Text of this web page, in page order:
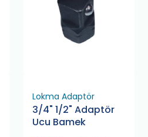
Lokma Adaptör
3/4" 1/2" Adaptör
Ucu Bamek